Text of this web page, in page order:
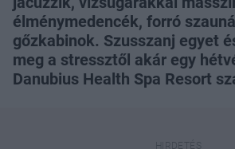
élménymedencék, forró
gőzkabinok. Szusszanj egyet
meg a stressztől akár egy
Danubius Health Spa Resort